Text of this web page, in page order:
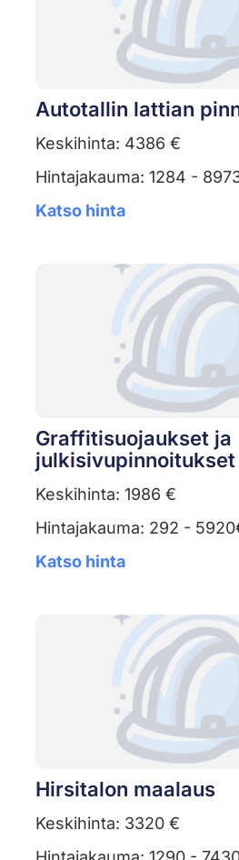
Autotallin lattian
Keskihinta: 4386 €
Hintajakauma: 1284 -
Katso hinta
Graffitisuojaukset ja
julkisivupinnoitukset
Keskihinta: 1986 €
Hintajakauma: 292 -
Katso hinta
Hirsitalon maalaus
Keskihinta: 3320 €